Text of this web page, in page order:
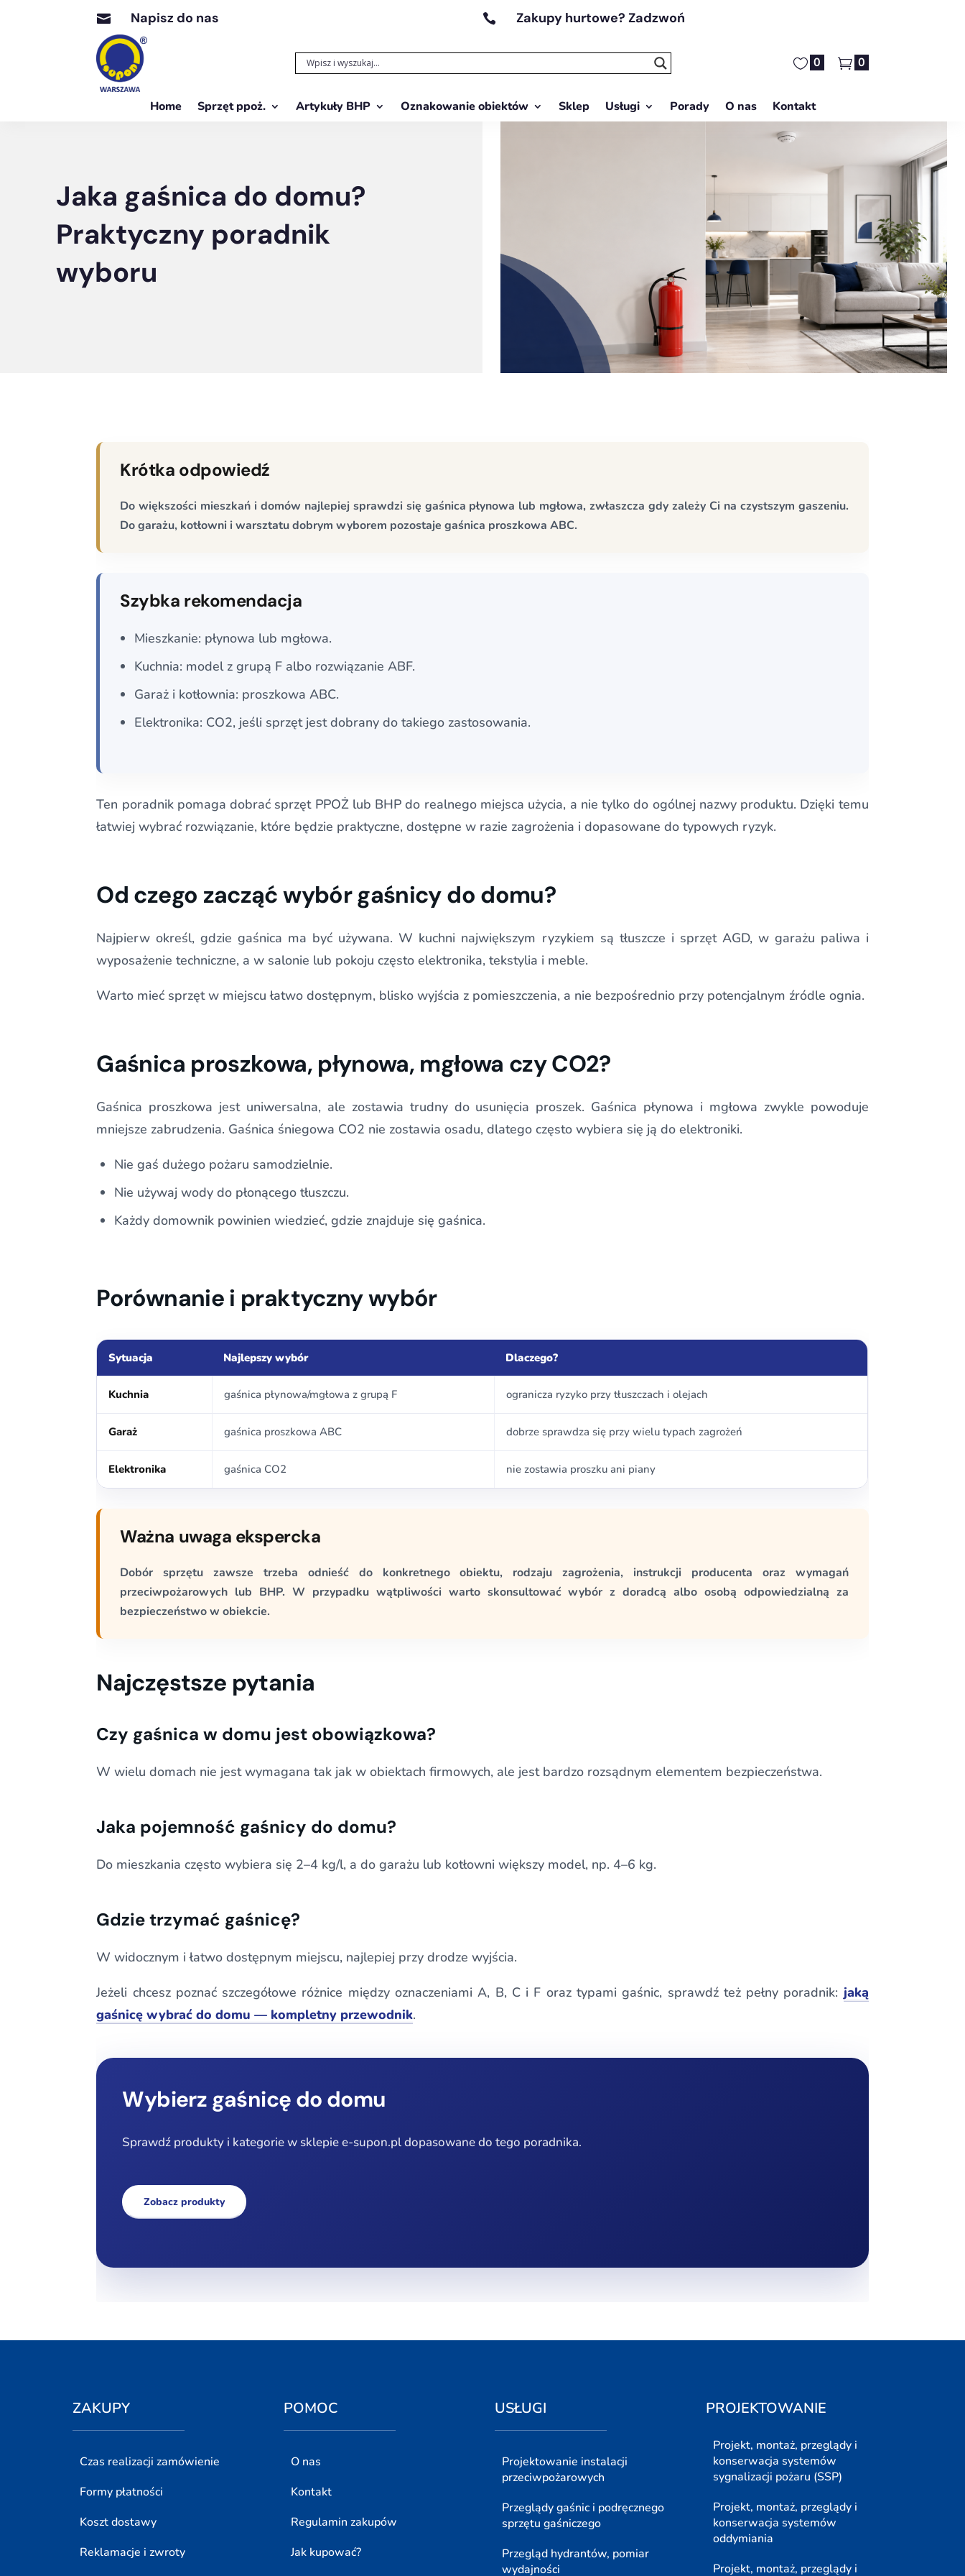
 Napisz do nas  Zakupy hurtowe? Zadzwoń
0 0
Home Sprzęt ppoż. Artykuły BHP Oznakowanie obiektów Sklep Usługi Porady O nas Kontakt
Jaka gaśnica do domu?
Praktyczny poradnik
wyboru
Krótka odpowiedź
Do większości mieszkań i domów najlepiej sprawdzi się gaśnica płynowa lub mgłowa, zwłaszcza gdy zależy Ci na czystszym gaszeniu.
Do garażu, kotłowni i warsztatu dobrym wyborem pozostaje gaśnica proszkowa ABC.
Szybka rekomendacja
Mieszkanie: płynowa lub mgłowa.
Kuchnia: model z grupą F albo rozwiązanie ABF.
Garaż i kotłownia: proszkowa ABC.
Elektronika: CO2, jeśli sprzęt jest dobrany do takiego zastosowania.
Ten poradnik pomaga dobrać sprzęt PPOŻ lub BHP do realnego miejsca użycia, a nie tylko do ogólnej nazwy produktu. Dzięki temu
łatwiej wybrać rozwiązanie, które będzie praktyczne, dostępne w razie zagrożenia i dopasowane do typowych ryzyk.
Od czego zacząć wybór gaśnicy do domu?
Najpierw określ, gdzie gaśnica ma być używana. W kuchni największym ryzykiem są tłuszcze i sprzęt AGD, w garażu paliwa i
wyposażenie techniczne, a w salonie lub pokoju często elektronika, tekstylia i meble.
Warto mieć sprzęt w miejscu łatwo dostępnym, blisko wyjścia z pomieszczenia, a nie bezpośrednio przy potencjalnym źródle ognia.
Gaśnica proszkowa, płynowa, mgłowa czy CO2?
Gaśnica proszkowa jest uniwersalna, ale zostawia trudny do usunięcia proszek. Gaśnica płynowa i mgłowa zwykle powoduje
mniejsze zabrudzenia. Gaśnica śniegowa CO2 nie zostawia osadu, dlatego często wybiera się ją do elektroniki.
Nie gaś dużego pożaru samodzielnie.
Nie używaj wody do płonącego tłuszczu.
Każdy domownik powinien wiedzieć, gdzie znajduje się gaśnica.
Porównanie i praktyczny wybór
Sytuacja Najlepszy wybór Dlaczego?
Kuchnia gaśnica płynowa/mgłowa z grupą F ogranicza ryzyko przy tłuszczach i olejach
Garaż gaśnica proszkowa ABC dobrze sprawdza się przy wielu typach zagrożeń
Elektronika gaśnica CO2 nie zostawia proszku ani piany
Ważna uwaga ekspercka
Dobór sprzętu zawsze trzeba odnieść do konkretnego obiektu, rodzaju zagrożenia, instrukcji producenta oraz wymagań
przeciwpożarowych lub BHP. W przypadku wątpliwości warto skonsultować wybór z doradcą albo osobą odpowiedzialną za
bezpieczeństwo w obiekcie.
Najczęstsze pytania
Czy gaśnica w domu jest obowiązkowa?
W wielu domach nie jest wymagana tak jak w obiektach firmowych, ale jest bardzo rozsądnym elementem bezpieczeństwa.
Jaka pojemność gaśnicy do domu?
Do mieszkania często wybiera się 2–4 kg/l, a do garażu lub kotłowni większy model, np. 4–6 kg.
Gdzie trzymać gaśnicę?
W widocznym i łatwo dostępnym miejscu, najlepiej przy drodze wyjścia.
Jeżeli chcesz poznać szczegółowe różnice między oznaczeniami A, B, C i F oraz typami gaśnic, sprawdź też pełny poradnik: jaką
gaśnicę wybrać do domu — kompletny przewodnik.
Wybierz gaśnicę do domu
Sprawdź produkty i kategorie w sklepie e-supon.pl dopasowane do tego poradnika.
Zobacz produkty
ZAKUPY
Czas realizacji zamówienie
Formy płatności
Koszt dostawy
Reklamacje i zwroty
POMOC
O nas
Kontakt
Regulamin zakupów
Jak kupować?
USŁUGI
Projektowanie instalacji
przeciwpożarowych
Przeglądy gaśnic i podręcznego
sprzętu gaśniczego
Przegląd hydrantów, pomiar
wydajności
PROJEKTOWANIE
Projekt, montaż, przeglądy i
konserwacja systemów
sygnalizacji pożaru (SSP)
Projekt, montaż, przeglądy i
konserwacja systemów
oddymiania
Projekt, montaż, przeglądy i